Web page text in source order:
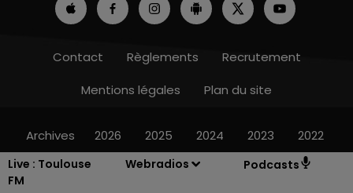
Live : Toulouse
FM
Webradios Podcasts
Contact Règlements
Recrutement
Mentions légales
Plan du site
Archives 2026 2025 2024 2023 2022